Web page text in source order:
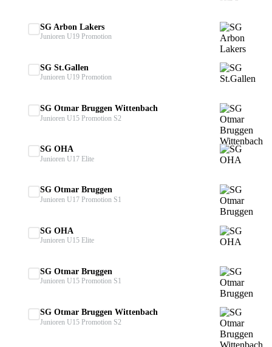
SG Arbon Lakers
Junioren U19 Promotion
SG St.Gallen
Junioren U19 Promotion
SG Otmar Bruggen Wittenbach
Junioren U15 Promotion S2
SG OHA
Junioren U17 Elite
SG Otmar Bruggen
Junioren U17 Promotion S1
SG OHA
Junioren U15 Elite
SG Otmar Bruggen
Junioren U15 Promotion S1
SG Otmar Bruggen Wittenbach
Junioren U15 Promotion S2